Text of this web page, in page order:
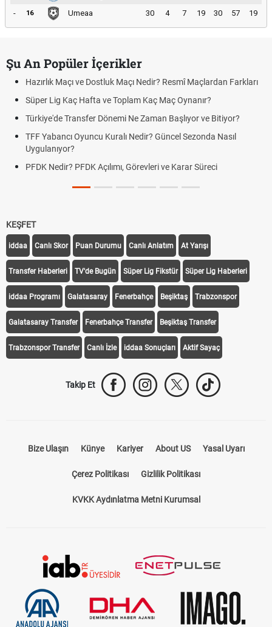
-
16 Umeaa 30 4 7 19 30 57 19
Şu An Popüler İçerikler
Hazırlık Maçı ve Dostluk Maçı Nedir? Resmî Maçlardan Farkları
Süper Lig Kaç Hafta ve Toplam Kaç Maç Oynanır?
Türkiye'de Transfer Dönemi Ne Zaman Başlıyor ve Bitiyor?
TFF Yabancı Oyuncu Kuralı Nedir? Güncel Sezonda Nasıl
Uygulanıyor?
PFDK Nedir? PFDK Açılımı, Görevleri ve Karar Süreci
KEŞFET
iddaa Canlı Skor Puan Durumu Canlı Anlatım At Yarışı
Transfer Haberleri TV'de Bugün Süper Lig Fikstür Süper Lig Haberleri
iddaa Programı Galatasaray Fenerbahçe Beşiktaş Trabzonspor
Galatasaray Transfer Fenerbahçe Transfer Beşiktaş Transfer
Trabzonspor Transfer Canlı İzle iddaa Sonuçları Aktif Sayaç
Takip Et
Bize Ulaşın Künye Kariyer About US Yasal Uyarı
Çerez Politikası Gizlilik Politikası
KVKK Aydınlatma Metni Kurumsal